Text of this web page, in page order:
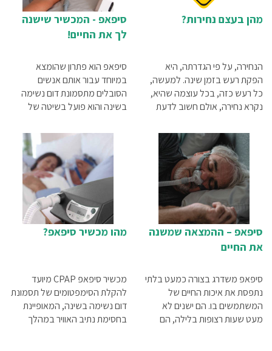
מהן בעצם נחירות?
הנחירה, על פי הגדרתה, היא
הפקת רעש בזמן שינה. למעשה,
כל רעש כזה, בכל עוצמה שהיא,
נקרא נחירה, אולם חשוב לדעת
מאוד נמוכה, ויש נחירות בעוצמה
גבוהה מאוד של כ-60-50
דציבלים, שיכולה להפריע מאוד
למי שנמצא בקרבתו של הנוחר.
סיפאפ - המכשיר שישנה
לך את החיים!
סיפאפ הוא פתרון שהומצא
במיוחד עבור אותם אנשים
הסובלים מתסמונת דום נשימה
בשינה והוא פועל בשיטה של
מערכת הנשימה של המטופל.
הדבר מתבצע באמצעות מכשיר
שמזרים את האוויר דרך מסיכה
מיוחדת אל פיו ואפו של המטופל
סיפאפ – ההמצאה שמשנה
את החיים
סיפאפ משדרג בצורה כמעט בלתי
נתפסת את איכות החיים של
המשתמשים בו. הם ישנים לא
מעט שעות רצופות בלילה, הם
מהו מכשיר סיפאפ?
מכשיר סיפאפ CPAP מיועד
להקלת הסימפטומים של תסמונת
דום נשימה בשינה, המאופיינת
בחסימת נתיב האוויר במהלך